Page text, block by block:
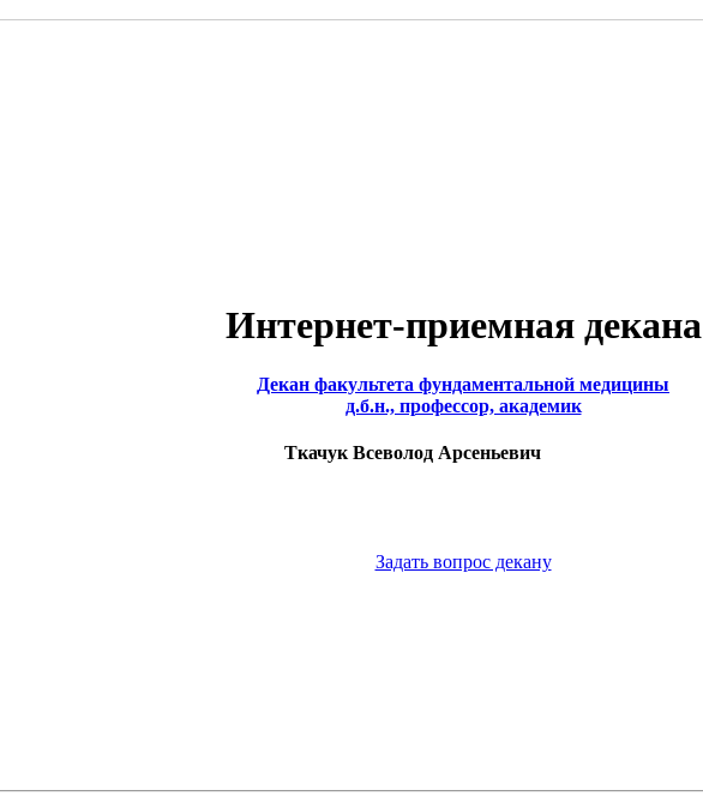
Интернет-приемная декана
Декан факультета фундаментальной медицины
д.б.н., профессор, академик
Ткачук Всеволод Арсеньевич
Задать вопрос декану